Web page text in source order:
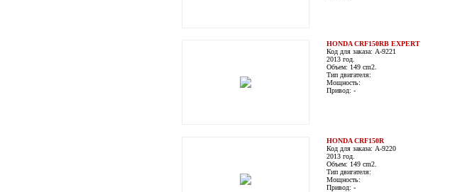
HONDA CRF150RB EXPERT
Код для заказа: A-9221
2013 год.
Объем: 149 cm2.
Тип двигателя:
Мощность:
Привод: -
HONDA CRF150R
Код для заказа: A-9220
2013 год.
Объем: 149 cm2.
Тип двигателя:
Мощность:
Привод: -